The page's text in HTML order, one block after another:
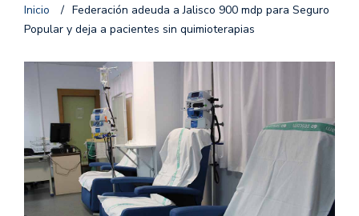
Inicio / Federación adeuda a Jalisco 900 mdp para Seguro
Popular y deja a pacientes sin quimioterapias